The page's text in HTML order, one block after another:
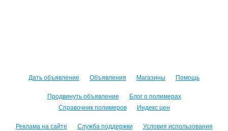
Дать объявление Объявления Магазины Помощь
Продвинуть объявление
Блог о полимерах
Справочник полимеров
Индекс цен
Реклама на сайте Служба поддержки Условия использования